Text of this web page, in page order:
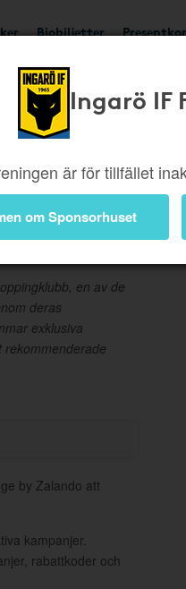
Biobiljetter
Ingarö IF
är för tillfället
om Sponsorhuset
en av de
deras
exklusiva
rekommenderade
by Zalando att
kampanjer.
rabattkoder och